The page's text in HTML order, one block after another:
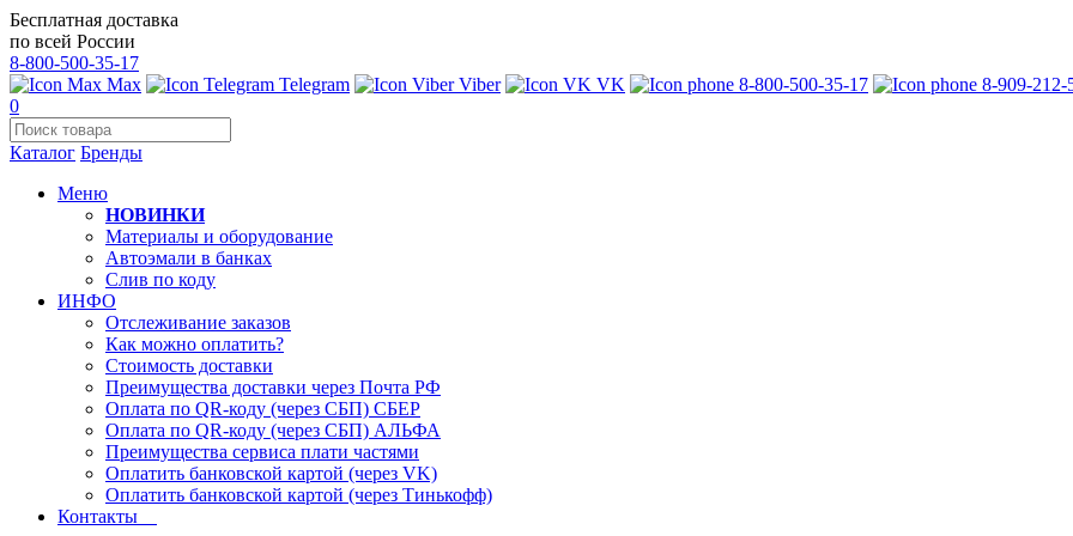
Бесплатная доставка
по всей России
8-800-500-35-17
Max
Telegram Viber VK 8-800-500-35-17
8-909-212-
0
Каталог Бренды
Меню
НОВИНКИ
Материалы и оборудование
Автоэмали в банках
Слив по коду
ИНФО
Отслеживание заказов
Как можно оплатить?
Стоимость доставки
Преимущества доставки через Почта РФ
Оплата по QR-коду (через СБП) СБЕР
Оплата по QR-коду (через СБП) АЛЬФА
Преимущества сервиса плати частями
Оплатить банковской картой (через VK)
Оплатить банковской картой (через Тинькофф)
Контакты